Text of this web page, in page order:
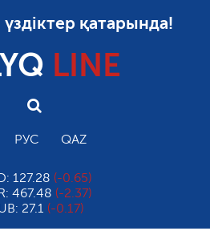
қатарында!
LINE
РУС QAZ
127.28 (-0.65)
467.48 (-2.37)
27.1 (-0.17)